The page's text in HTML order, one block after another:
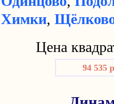
Химки,
Цена
94 535